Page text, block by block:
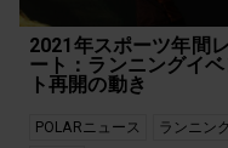
Off-Season
Polar Flow
Polar Grit X Pro
Polar Grit X2 Pro
polar ignite 2
2021年スポーツ年間
ート：ランニングイ
ト再開の動き
POLARニュース
ランニン